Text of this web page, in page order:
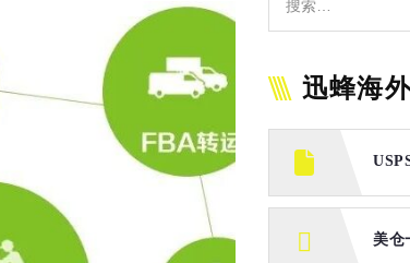
迅蜂海
美仓